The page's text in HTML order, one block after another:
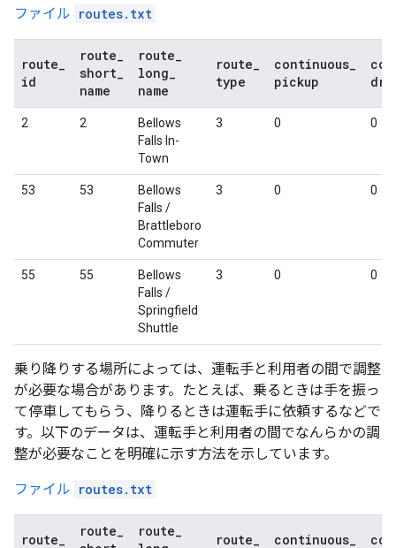
ファイル routes.txt
route
id
route
short
name
route
long
name
route
type
continuous
pickup
2 2
Bellows
Falls In-
Town
3 0 0
53 53
Bellows
Falls /
Brattleboro
Commuter
3 0 0
55 55
Bellows
Falls /
Springfield
Shuttle
3 0 0
乗り降りする場所によっては、運転手と利用者の間で調整
が必要な場合があります。たとえば、乗るときは手を振っ
て停車してもらう、降りるときは運転手に依頼するなどで
す。以下のデータは、運転手と利用者の間でなんらかの調
整が必要なことを明確に示す方法を示しています。
ファイル routes.txt
route
route route
route continuous